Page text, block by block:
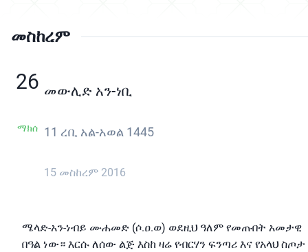
መስከረም
26
ማክሰ
መውሊድ አን-ነቢ
11 ረቢ አል-አወል 1445
15 መስከረም 2016
ሜላድ-አን-ነብይ ሙሐመድ (ሶ.ዐ.ወ) ወደዚህ ዓለም የመጡበት አመታዊ
በዓል ነው። እርሱ ለሰው ልጅ እስከ ዛሬ የብርሃን ፍንጣሪ እና የአላህ ስጦታ